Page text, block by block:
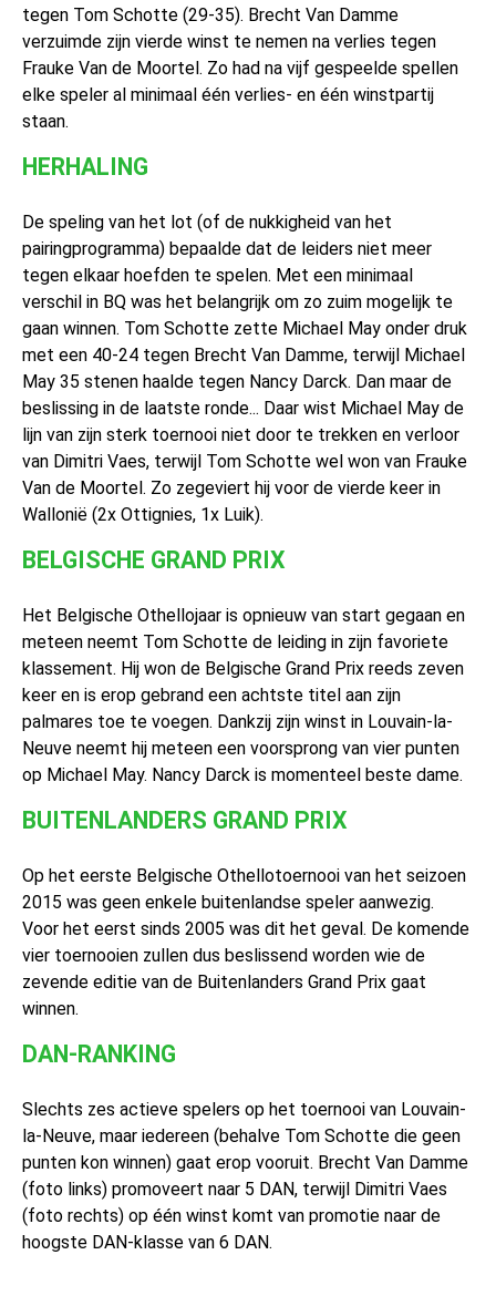
tegen Tom Schotte (29-35). Brecht Van Damme
verzuimde zijn vierde winst te nemen na verlies tegen
Frauke Van de Moortel. Zo had na vijf gespeelde spellen
elke speler al minimaal één verlies- en één winstpartij
staan.
HERHALING
De speling van het lot (of de nukkigheid van het
pairingprogramma) bepaalde dat de leiders niet meer
tegen elkaar hoefden te spelen. Met een minimaal
verschil in BQ was het belangrijk om zo zuim mogelijk te
gaan winnen. Tom Schotte zette Michael May onder druk
met een 40-24 tegen Brecht Van Damme, terwijl Michael
May 35 stenen haalde tegen Nancy Darck. Dan maar de
beslissing in de laatste ronde... Daar wist Michael May de
lijn van zijn sterk toernooi niet door te trekken en verloor
van Dimitri Vaes, terwijl Tom Schotte wel won van Frauke
Van de Moortel. Zo zegeviert hij voor de vierde keer in
Wallonië (2x Ottignies, 1x Luik).
BELGISCHE GRAND PRIX
Het Belgische Othellojaar is opnieuw van start gegaan en
meteen neemt Tom Schotte de leiding in zijn favoriete
klassement. Hij won de Belgische Grand Prix reeds zeven
keer en is erop gebrand een achtste titel aan zijn
palmares toe te voegen. Dankzij zijn winst in Louvain-la-
Neuve neemt hij meteen een voorsprong van vier punten
op Michael May. Nancy Darck is momenteel beste dame.
BUITENLANDERS GRAND PRIX
Op het eerste Belgische Othellotoernooi van het seizoen
2015 was geen enkele buitenlandse speler aanwezig.
Voor het eerst sinds 2005 was dit het geval. De komende
vier toernooien zullen dus beslissend worden wie de
zevende editie van de Buitenlanders Grand Prix gaat
winnen.
DAN-RANKING
Slechts zes actieve spelers op het toernooi van Louvain-
la-Neuve, maar iedereen (behalve Tom Schotte die geen
punten kon winnen) gaat erop vooruit. Brecht Van Damme
(foto links) promoveert naar 5 DAN, terwijl Dimitri Vaes
(foto rechts) op één winst komt van promotie naar de
hoogste DAN-klasse van 6 DAN.